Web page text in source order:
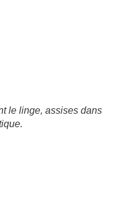
le linge, assises dans